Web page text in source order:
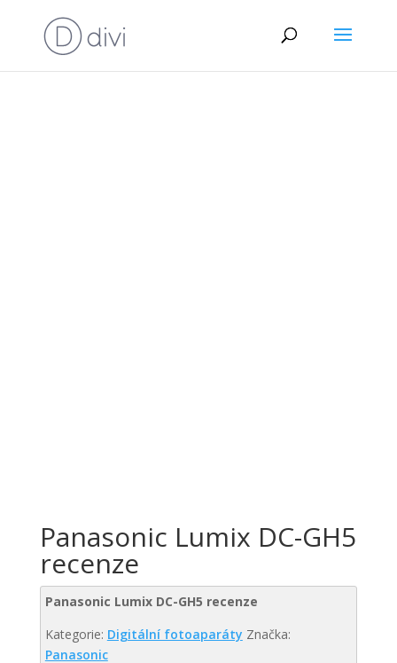
Panasonic Lumix DC-GH5
recenze
Panasonic Lumix DC-GH5 recenze
Kategorie: Digitální fotoaparáty Značka:
Panasonic